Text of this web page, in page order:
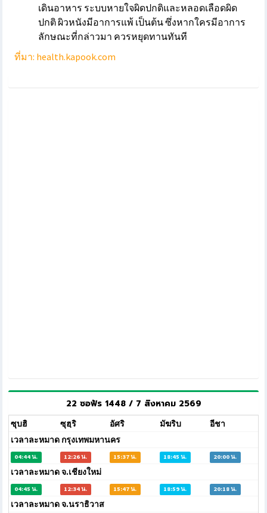
เดินอาหาร ระบบหายใจผิดปกติและหลอดเลือดผิด
ปกติ ผิวหนังมีอาการแพ้ เป็นต้น ซึ่งหากใครมีอาการ
ลักษณะที่กล่าวมา ควรหยุดทานทันที
ที่มา: health.kapook.com
22 ซอฟัร 1448 / 7 สิงหาคม 2569
ซุบฮิ ซุฮฺริ อัศริ มัฆริบ
อีชา
เวลาละหมาด กรุงเทพมหานคร
04:44 น. 12:26 น. 15:37 น. 18:45 น. 20:00 น.
เวลาละหมาด จ.เชียงใหม่
04:45 น. 12:34 น. 15:47 น. 18:59 น. 20:18 น.
เวลาละหมาด จ.นราธิวาส